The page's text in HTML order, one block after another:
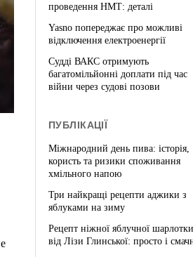
проведення НМТ: деталі
Yasno попереджає про можливі
відключення електроенергії
Судді ВАКС отримують
багатомільйонні доплати під час
війни через судові позови
ПУБЛІКАЦІЇ
Міжнародний день пива: історія,
користь та ризики споживання
хмільного напою
Три найкращі рецепти аджики з
яблуками на зиму
Рецепт ніжної яблучної шарлотки
від Лізи Глинської: просто і